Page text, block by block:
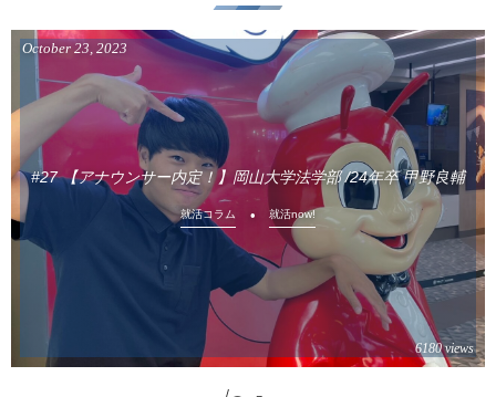
#27 【アナウンサー内定！】岡山大学法学部 /24年卒 甲野良輔
October 23, 2023
就活コラム 就活now!
6180 views